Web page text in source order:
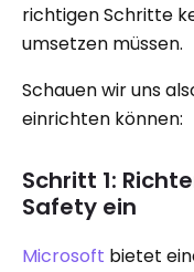
richtigen Schritte
umsetzen müssen.
Schauen wir uns
einrichten können:
Schritt 1:
Safety ein
Microsoft bietet